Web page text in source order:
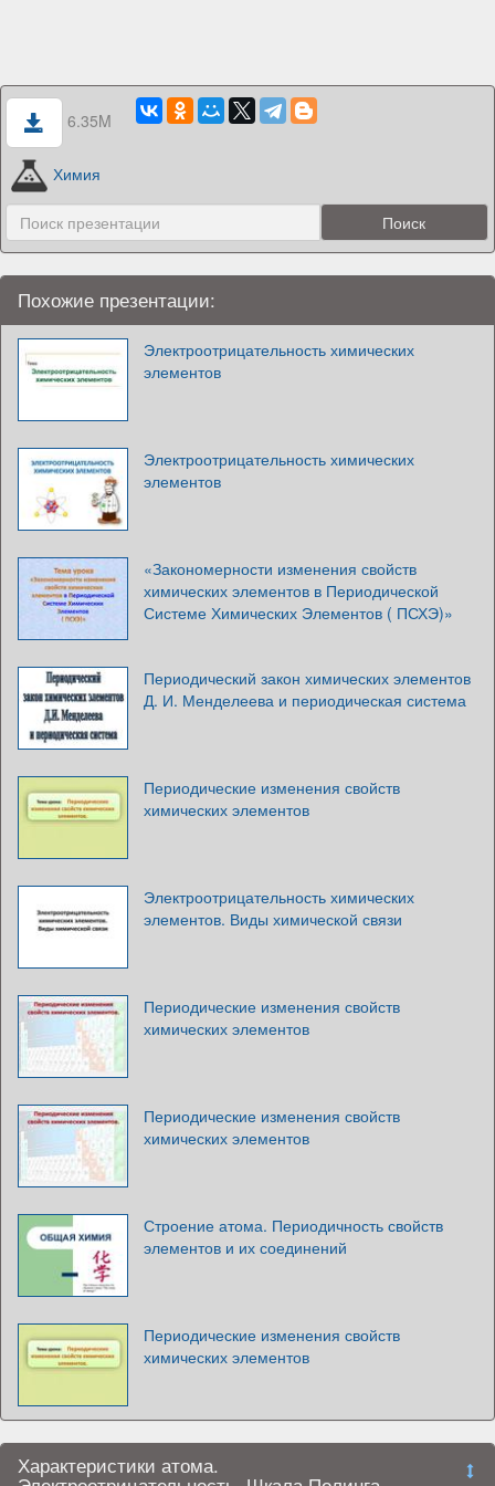
6.35M
Химия
Похожие презентации:
Электроотрицательность химических
элементов
Электроотрицательность химических
элементов
«Закономерности изменения свойств
химических элементов в Периодической
Системе Химических Элементов ( ПСХЭ)»
Периодический закон химических элементов
Д. И. Менделеева и периодическая система
Периодические изменения свойств
химических элементов
Электроотрицательность химических
элементов. Виды химической связи
Периодические изменения свойств
химических элементов
Периодические изменения свойств
химических элементов
Строение атома. Периодичность свойств
элементов и их соединений
Периодические изменения свойств
химических элементов
Характеристики атома.